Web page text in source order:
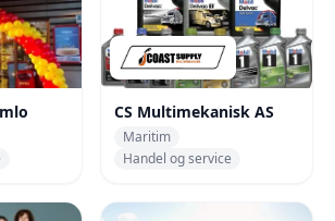
CS Multimekanisk AS
Maritim
Handel og service